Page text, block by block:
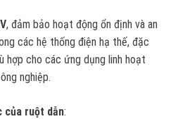
, đảm bảo hoạt động ổn định và an
các hệ thống điện hạ thế, đặc
hợp cho các ứng dụng linh hoạt
nghiệp.
của ruột dẫn: